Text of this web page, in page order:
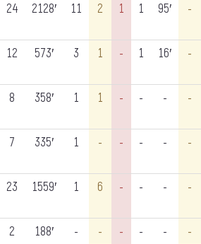
24 2128′ 11 2 1 1 95′ -
12 573′ 3 1 - 1 16′ -
8 358′ 1 1 - - - -
7 335′ 1 - - - - -
23 1559′ 1 6 - - - -
2 188′ - - - - -
-